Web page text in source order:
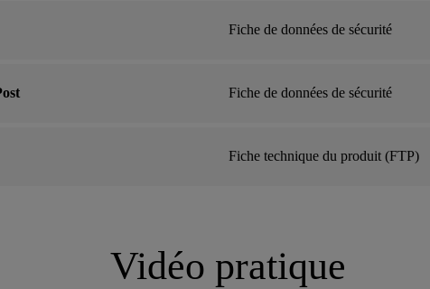
Fiche de données de sécurité
Fiche de données de sécurité
Fiche technique du produit (FTP)
Vidéo pratique